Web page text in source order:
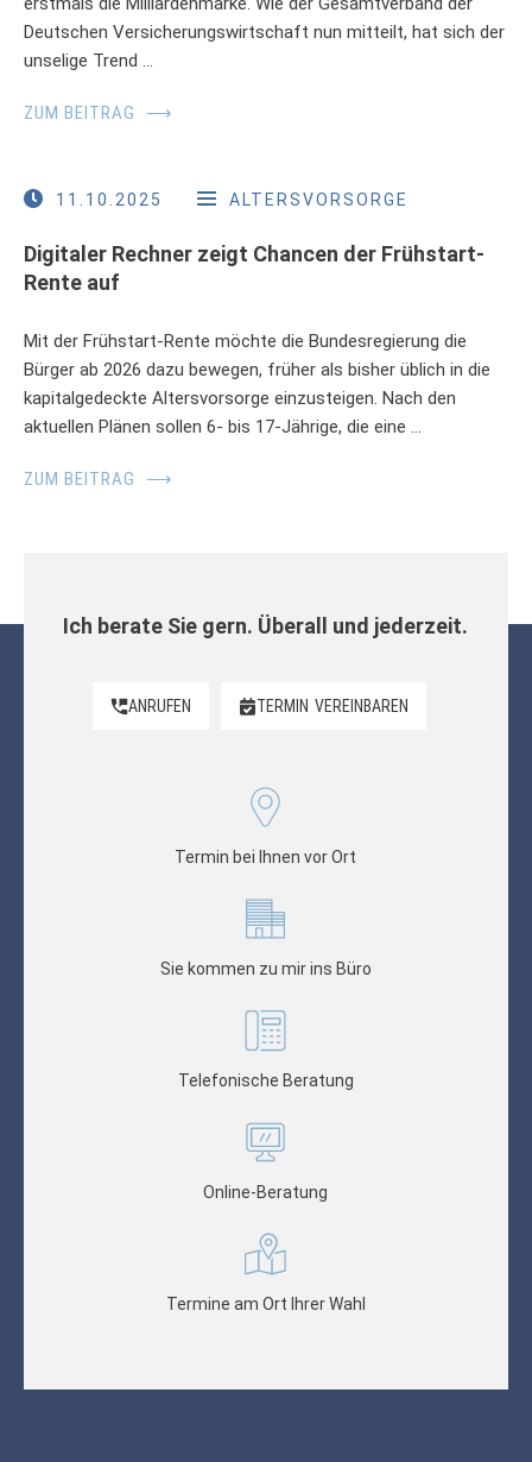
Deutschen Versicherungswirtschaft nun mitteilt, hat sich der
unselige Trend …
ZUM BEITRAG ⟶
11.10.2025 ALTERSVORSORGE
Digitaler Rechner zeigt Chancen der Frühstart-
Rente auf
Mit der Frühstart-Rente möchte die Bundesregierung die
Bürger ab 2026 dazu bewegen, früher als bisher üblich in die
kapitalgedeckte Altersvorsorge einzusteigen. Nach den
aktuellen Plänen sollen 6- bis 17-Jährige, die eine …
ZUM BEITRAG ⟶
Ich berate Sie gern. Überall und jederzeit.
ANRUFEN TERMIN VEREINBAREN
Termin bei Ihnen vor Ort
Sie kommen zu mir ins Büro
Telefonische Beratung
Online-Beratung
Termine am Ort Ihrer Wahl